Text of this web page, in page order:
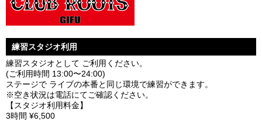
練習スタジオ利用
練習スタジオとして ご利用ください。
(ご利用時間 13:00〜24:00)
ステージで ライブの本番と同じ環境で練習ができます。
※空き状況は電話にてご確認ください。
【スタジオ利用料金】
3時間 ¥6,500